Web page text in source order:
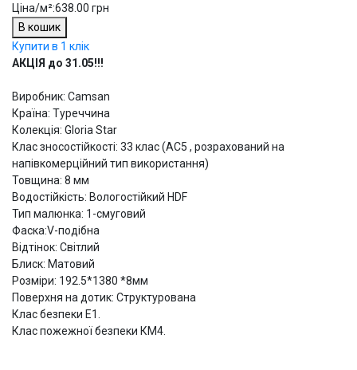
Ціна/м²:638.00 грн
В кошик
Купити в 1 клік
АКЦІЯ до 31.05!!!
Виробник: Camsan
Країна: Туреччина
Колекція: Gloria Star
Клас зносостійкості: 33 клас (АС5 , розрахований на
напівкомерційний тип використання)
Товщина: 8 мм
Водостійкість: Вологостійкий HDF
Тип малюнка: 1-смуговий
Фаска:V-подібна
Відтінок: Світлий
Блиск: Матовий
Розміри: 192.5*1380 *8мм
Поверхня на дотик: Структурована
Клас безпеки Е1.
Клас пожежної безпеки КМ4.